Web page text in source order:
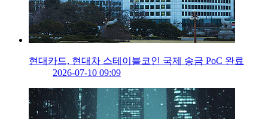
현대카드, 현대차 스테이블코인 국제 송금 PoC 완료
2026-07-10 09:09